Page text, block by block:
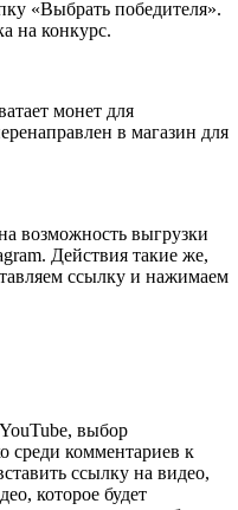
«Выбрать победителя».
на конкурс.
монет для
в магазин для
возможность выгрузки
Действия такие же,
ссылку и нажимаем
выбор
среди комментариев к
ссылку на видео,
которое будет